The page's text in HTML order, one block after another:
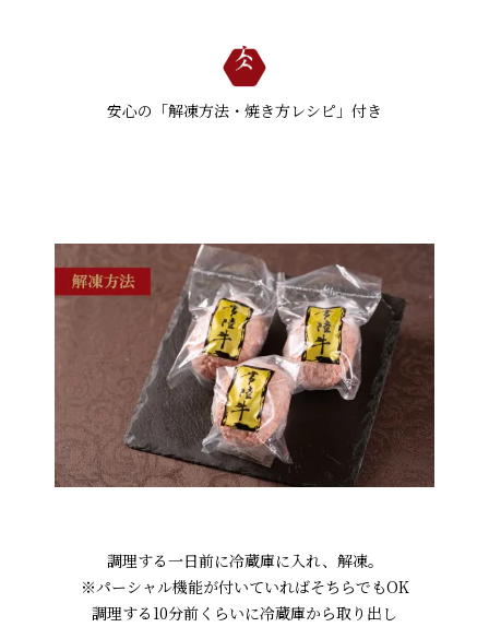
安心の「解凍方法・焼き方レシピ」付き
調理する一日前に冷蔵庫に入れ、解凍。
※パーシャル機能が付いていればそちらでもOK
調理する10分前くらいに冷蔵庫から取り出し